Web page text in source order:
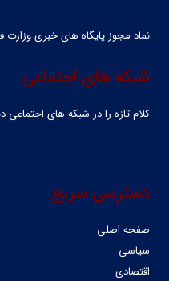
نماد مجوز پایگاه های خبری
شبکه های اجتماعی
کلام تازه را در شبکه ‌های اجتماعی
دسترسی سریع
صفحه اصلی
سیاسی
اقتصادی